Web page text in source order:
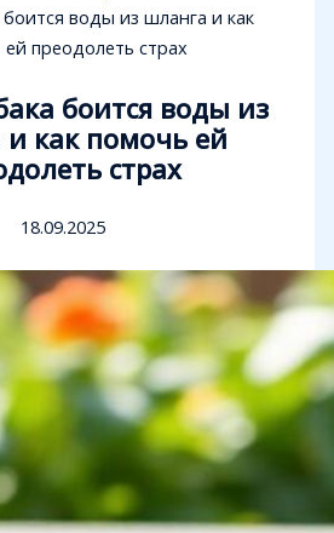
воды из шланга и как
преодолеть страх
боится воды из
как помочь ей
страх
18.09.2025